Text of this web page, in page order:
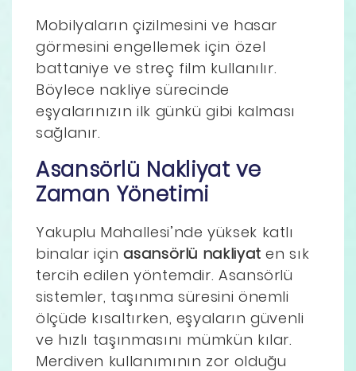
Mobilyaların çizilmesini ve hasar
görmesini engellemek için özel
battaniye ve streç film kullanılır.
Böylece nakliye sürecinde
eşyalarınızın ilk günkü gibi kalması
sağlanır.
Asansörlü Nakliyat ve
Zaman Yönetimi
Yakuplu Mahallesi’nde yüksek katlı
binalar içinasansörlü nakliyat en sık
tercih edilen yöntemdir. Asansörlü
sistemler, taşınma süresini önemli
ölçüde kısaltırken, eşyaların güvenli
ve hızlı taşınmasını mümkün kılar.
Merdiven kullanımının zor olduğu